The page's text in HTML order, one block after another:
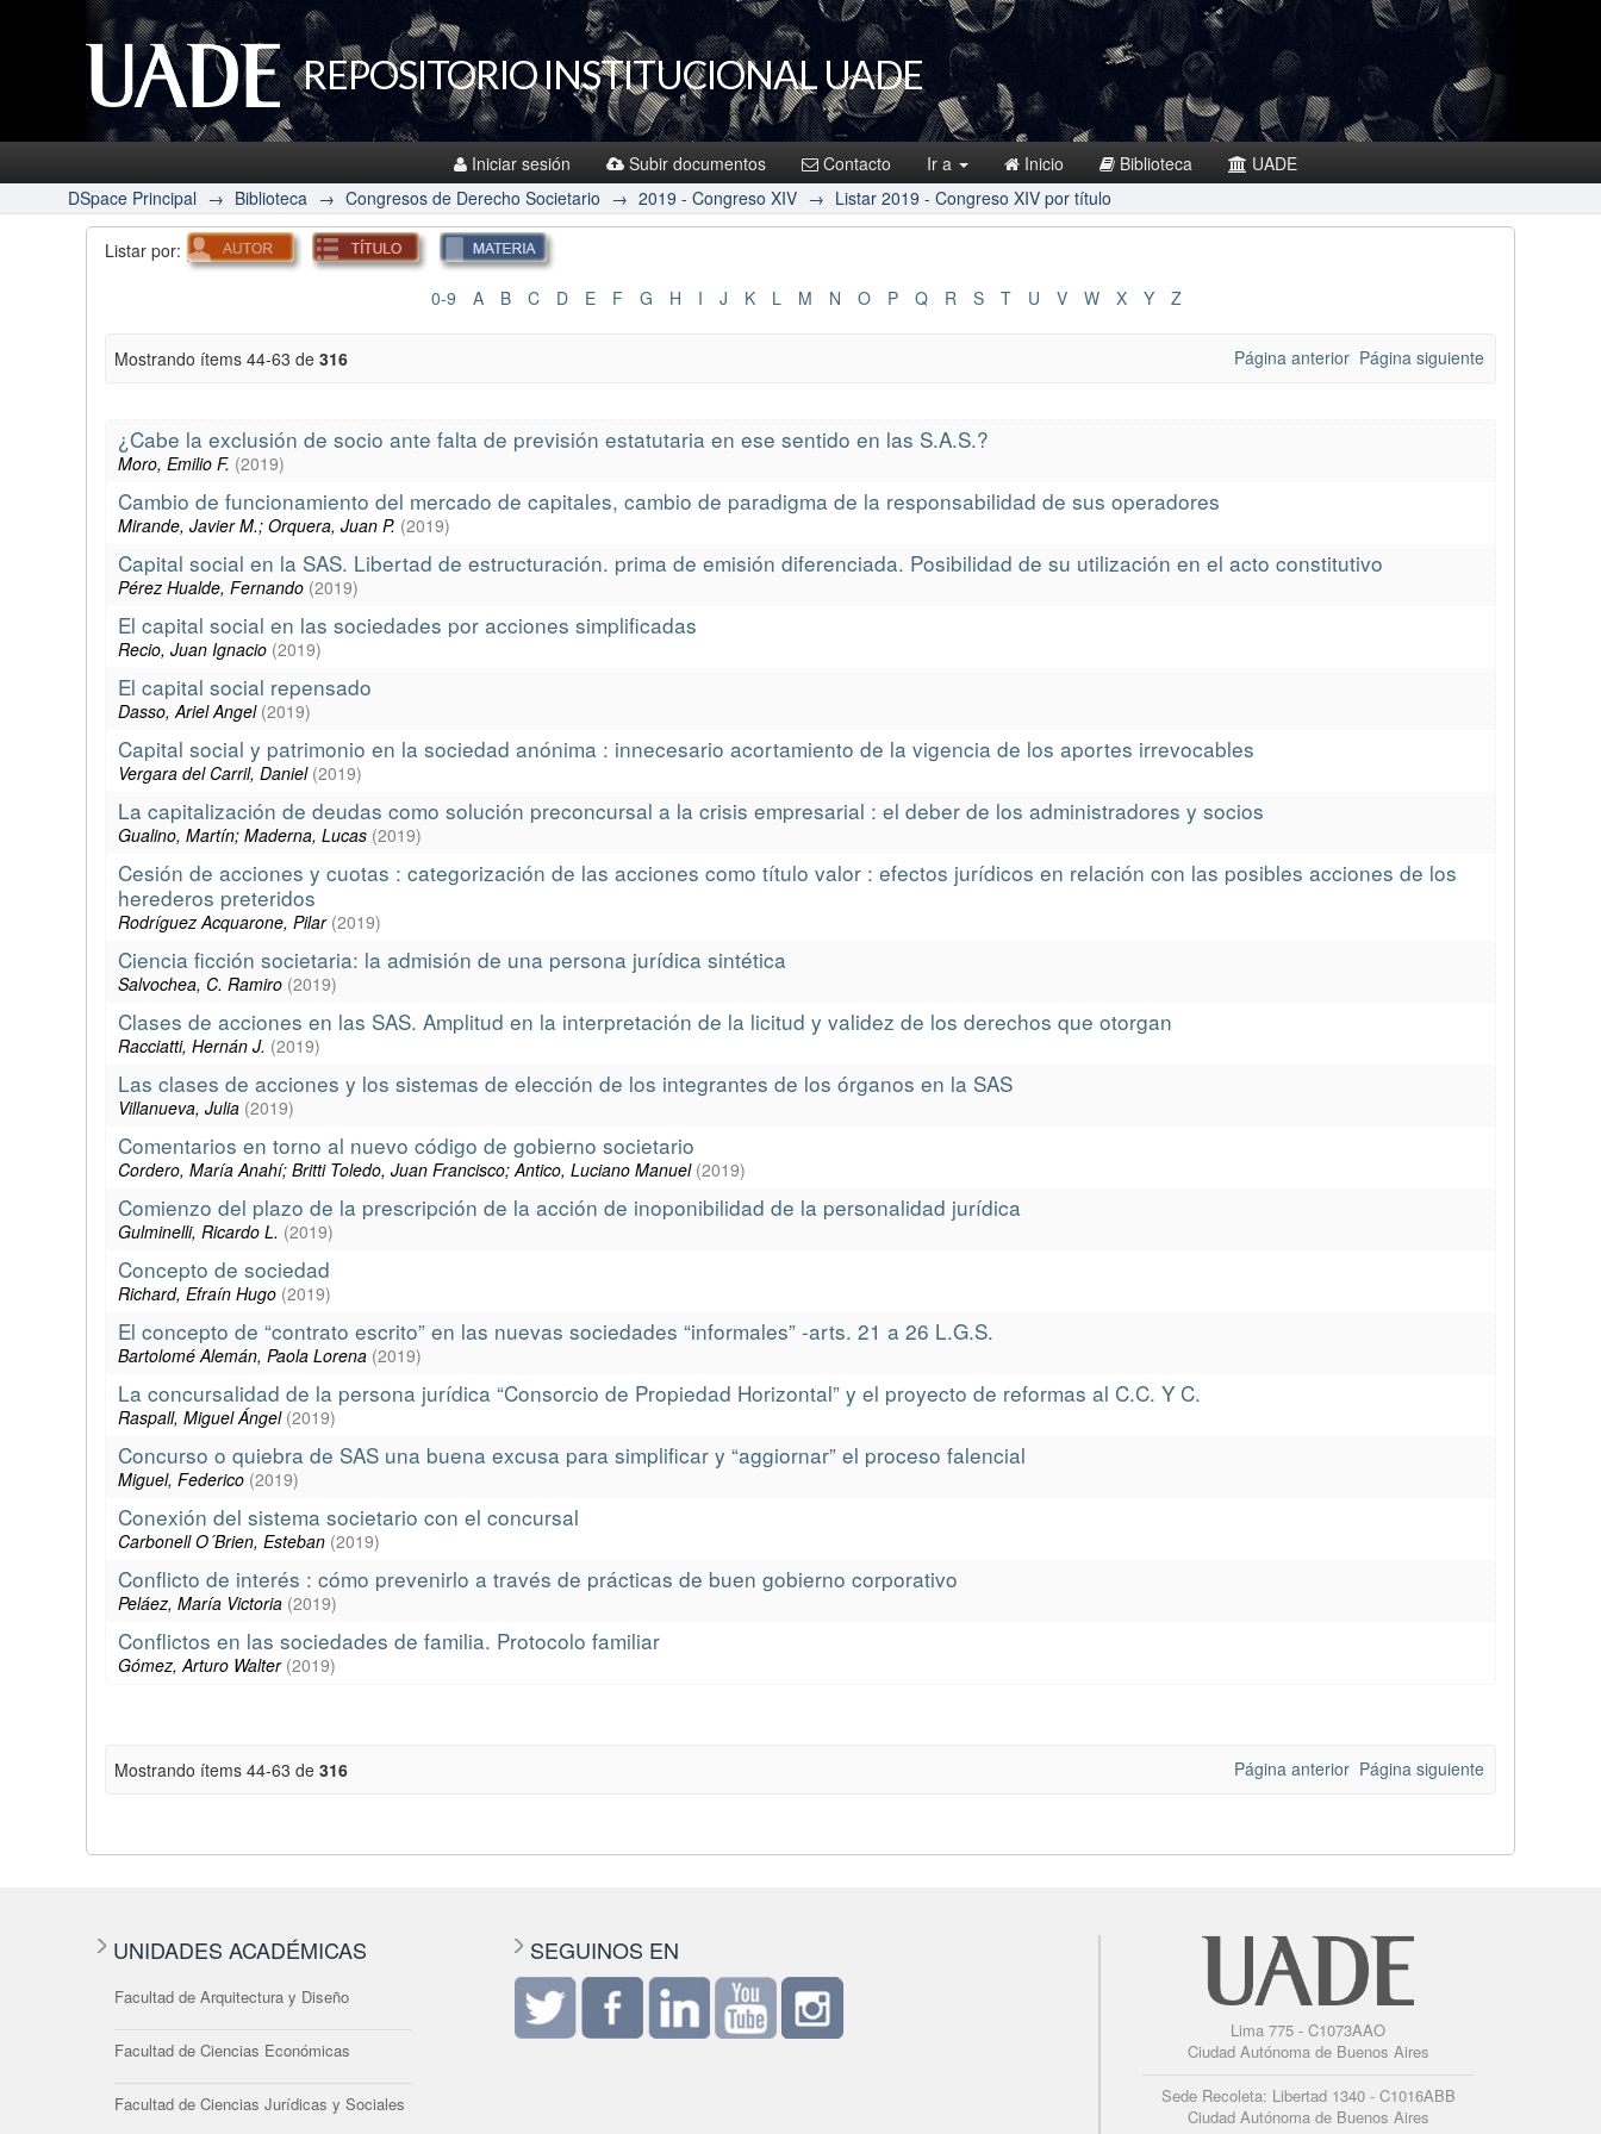
REPOSITORIO INSTITUCIONAL UADE
Iniciar sesión Subir documentos Contacto Ir a Inicio Biblioteca
UADE
DSpace Principal → Biblioteca → Congresos de Derecho Societario → 2019 - Congreso XIV → Listar 2019 - Congreso XIV por título
Listar por:
0-9 A B C D E F G H I J K L M N O P Q R S T U V W X Y Z
Mostrando ítems 44-63 de 316 Página anterior Página siguiente
¿Cabe la exclusión de socio ante falta de previsión estatutaria en ese sentido en las S.A.S.?
Moro, Emilio F. (2019)
Cambio de funcionamiento del mercado de capitales, cambio de paradigma de la responsabilidad de sus operadores
Mirande, Javier M.; Orquera, Juan P. (2019)
Capital social en la SAS. Libertad de estructuración. prima de emisión diferenciada. Posibilidad de su utilización en el acto constitutivo
Pérez Hualde, Fernando (2019)
El capital social en las sociedades por acciones simplificadas
Recio, Juan Ignacio (2019)
El capital social repensado
Dasso, Ariel Angel (2019)
Capital social y patrimonio en la sociedad anónima : innecesario acortamiento de la vigencia de los aportes irrevocables
Vergara del Carril, Daniel (2019)
La capitalización de deudas como solución preconcursal a la crisis empresarial : el deber de los administradores y socios
Gualino, Martín; Maderna, Lucas (2019)
Cesión de acciones y cuotas : categorización de las acciones como título valor : efectos jurídicos en relación con las posibles acciones de los
herederos preteridos
Rodríguez Acquarone, Pilar (2019)
Ciencia ficción societaria: la admisión de una persona jurídica sintética
Salvochea, C. Ramiro (2019)
Clases de acciones en las SAS. Amplitud en la interpretación de la licitud y validez de los derechos que otorgan
Racciatti, Hernán J. (2019)
Las clases de acciones y los sistemas de elección de los integrantes de los órganos en la SAS
Villanueva, Julia (2019)
Comentarios en torno al nuevo código de gobierno societario
Cordero, María Anahí; Britti Toledo, Juan Francisco; Antico, Luciano Manuel (2019)
Comienzo del plazo de la prescripción de la acción de inoponibilidad de la personalidad jurídica
Gulminelli, Ricardo L. (2019)
Concepto de sociedad
Richard, Efraín Hugo (2019)
El concepto de “contrato escrito” en las nuevas sociedades “informales” -arts. 21 a 26 L.G.S.
Bartolomé Alemán, Paola Lorena (2019)
La concursalidad de la persona jurídica “Consorcio de Propiedad Horizontal” y el proyecto de reformas al C.C. Y C.
Raspall, Miguel Ángel (2019)
Concurso o quiebra de SAS una buena excusa para simplificar y “aggiornar” el proceso falencial
Miguel, Federico (2019)
Conexión del sistema societario con el concursal
Carbonell O´Brien, Esteban (2019)
Conflicto de interés : cómo prevenirlo a través de prácticas de buen gobierno corporativo
Peláez, María Victoria (2019)
Conflictos en las sociedades de familia. Protocolo familiar
Gómez, Arturo Walter (2019)
Mostrando ítems 44-63 de 316 Página anterior Página siguiente
UNIDADES ACADÉMICAS
Facultad de Arquitectura y Diseño
Facultad de Ciencias Económicas
Facultad de Ciencias Jurídicas y Sociales
SEGUINOS EN
Lima 775 - C1073AAO
Ciudad Autónoma de Buenos Aires
Sede Recoleta: Libertad 1340 - C1016ABB
Ciudad Autónoma de Buenos Aires